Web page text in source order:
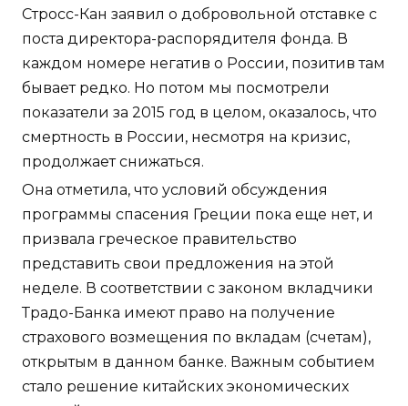
Стросс-Кан заявил о добровольной отставке с
поста директора-распорядителя фонда. В
каждом номере негатив о России, позитив там
бывает редко. Но потом мы посмотрели
показатели за 2015 год в целом, оказалось, что
смертность в России, несмотря на кризис,
продолжает снижаться.
Она отметила, что условий обсуждения
программы спасения Греции пока еще нет, и
призвала греческое правительство
представить свои предложения на этой
неделе. В соответствии с законом вкладчики
Традо-Банка имеют право на получение
страхового возмещения по вкладам (счетам),
открытым в данном банке. Важным событием
стало решение китайских экономических